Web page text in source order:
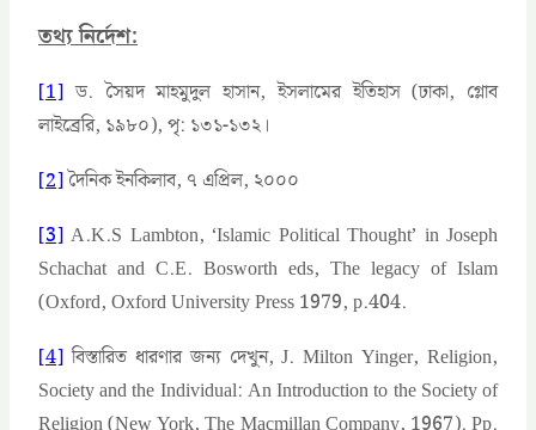
তথ্য নির্দেশ:
[1] ড. সৈয়দ মাহমুদুল হাসান, ইসলামের ইতিহাস (ঢাকা, গ্লোব
লাইব্রেরি, ১৯৮০), পৃ: ১৩১-১৩২।
[2]দৈনিক ইনকিলাব, ৭ এপ্রিল, ২০০০
[3] A.K.S Lambton, ‘Islamic Political Thought’ in Joseph
Schachat and C.E. Bosworth eds, The legacy of Islam
(Oxford, Oxford University Press 1979, p.404.
[4] বিস্তারিত ধারণার জন্য দেখুন, J. Milton Yinger, Religion,
Society and the Individual: An Introduction to the Society of